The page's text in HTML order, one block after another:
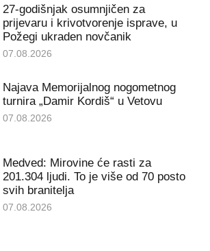
27-godišnjak osumnjičen za
prijevaru i krivotvorenje isprave, u
Požegi ukraden novčanik
07.08.2026
Najava Memorijalnog nogometnog
turnira „Damir Kordiš“ u Vetovu
07.08.2026
Medved: Mirovine će rasti za
201.304 ljudi. To je više od 70 posto
svih branitelja
07.08.2026